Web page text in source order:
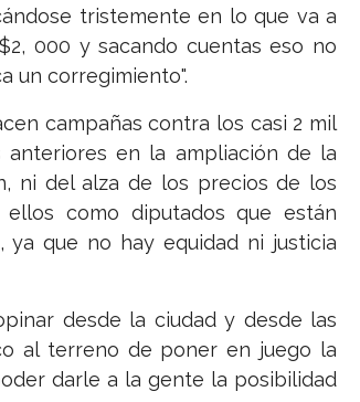
tristemente en lo que va a
000 y sacando cuentas eso no
un corregimiento".
campañas contra los casi 2 mil
en la ampliación de la
ni del alza de los precios de los
como diputados que están
ya que no hay equidad ni justicia
desde la ciudad y desde las
al terreno de poner en juego la
darle a la gente la posibilidad